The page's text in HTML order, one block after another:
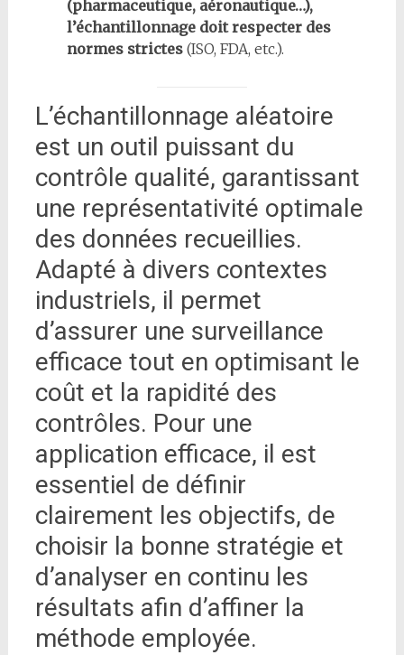
(pharmaceutique, aéronautique…),
l’échantillonnage doit respecter des
normes strictes(ISO, FDA, etc.).
L’échantillonnage aléatoire
est un outil puissant du
contrôle qualité, garantissant
une représentativité optimale
des données recueillies.
Adapté à divers contextes
industriels, il permet
d’assurer une surveillance
efficace tout en optimisant le
coût et la rapidité des
contrôles. Pour une
application efficace, il est
essentiel de définir
clairement les objectifs, de
choisir la bonne stratégie et
d’analyser en continu les
résultats afin d’affiner la
méthode employée.